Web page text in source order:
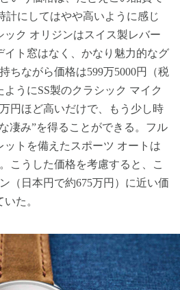
計にしてはやや高いように感じ
ック オリジンはスイス製レバー
イト窓はなく、かなり魅力的なグ
ちながら価格は599万5000円（税
うにSS製のクラシック マイク
円ほど高いだけで、もう少し時
凄み”を得ることができる。フル
トを備えたスポーツ オートは
こうした価格を考慮すると、こ
（日本円で約675万円）に近い価
た。